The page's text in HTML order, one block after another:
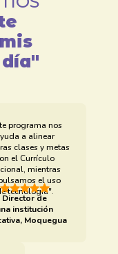
programa nos
a alinear
clases y metas
el Currículo
mientras
el uso
tecnología".
Director de
institución
Moquegua